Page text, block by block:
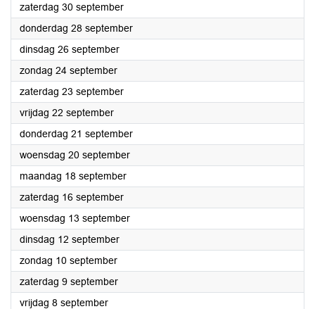
zaterdag 30 september2023
donderdag 28 september2023
dinsdag 26 september2023
zondag 24 september2023
zaterdag 23 september2023
vrijdag 22 september2023
donderdag 21 september2023
woensdag 20 september2023
maandag 18 september2023
zaterdag 16 september2023
woensdag 13 september2023
dinsdag 12 september2023
zondag 10 september2023
zaterdag 9 september2023
vrijdag 8 september2023